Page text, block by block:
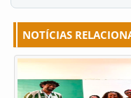
NOTÍCIAS